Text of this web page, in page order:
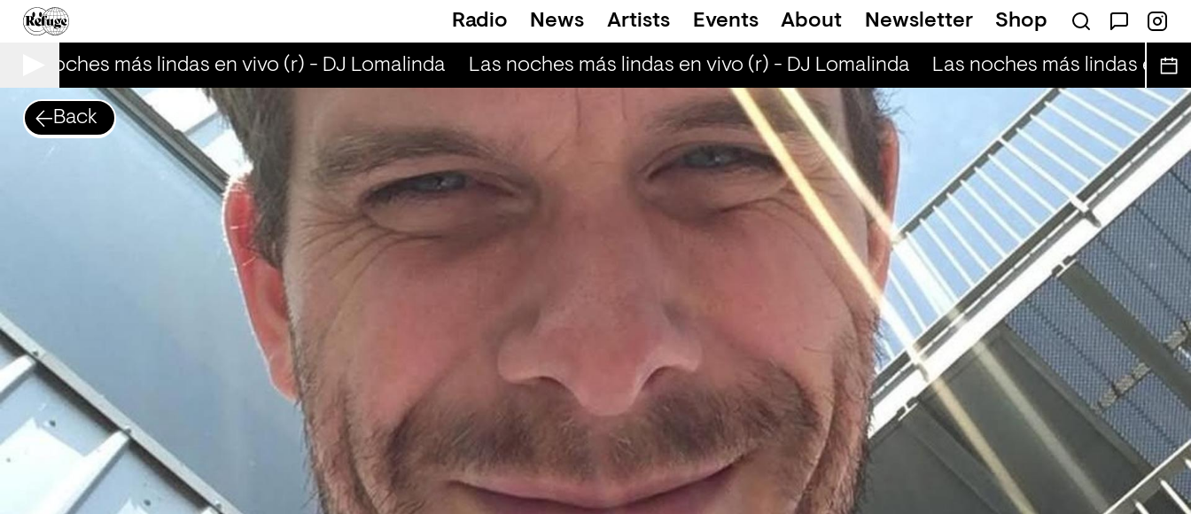
Radio News Artists Events About Newsletter Shop
noches más lindas en vivo (r) - DJ Lomalinda Las noches más lindas en vivo (r) - DJ Lomalinda Las noches más lindas en
Back